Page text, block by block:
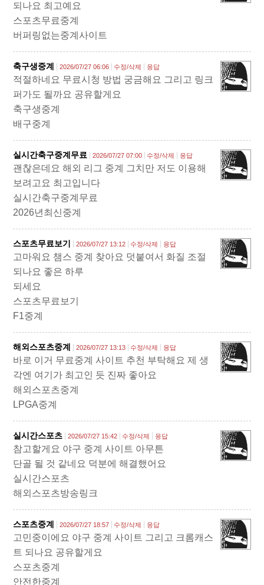
되나요 최고예요
스포츠무료중계
버퍼링없는중계사이트
축구생중계 2026/07/27 06:06 수정/삭제 응답
적절하네요 무료시청 방법 궁금해요 그리고 링크
퍼가도 될까요 공유할게요
축구생중계
배구중계
실시간축구중계무료 2026/07/27 07:00 수정/삭제 응답
괜찮은데요 해외 리그 중계 그치만 저도 이용해
보려고요 최고입니다
실시간축구중계무료
2026년최신중계
스포츠무료보기 2026/07/27 13:12 수정/삭제 응답
고마워요 챔스 중계 찾아요 덧붙여서 화질 조절
되나요 좋은 하루
되세요
스포츠무료보기
F1중계
해외스포츠중계 2026/07/27 13:13 수정/삭제 응답
바로 이거 무료중계 사이트 추천 부탁해요 제 생
각엔 여기가 최고인 듯 진짜 좋아요
해외스포츠중계
LPGA중계
실시간스포츠 2026/07/27 15:42 수정/삭제 응답
참고할게요 야구 중계 사이트 아무튼
단골 될 것 같네요 덕분에 해결했어요
실시간스포츠
해외스포츠방송링크
스포츠중계 2026/07/27 18:57 수정/삭제 응답
고민중이에요 야구 중계 사이트 그리고 크롬캐스
트 되나요 공유할게요
스포츠중계
안전한중계